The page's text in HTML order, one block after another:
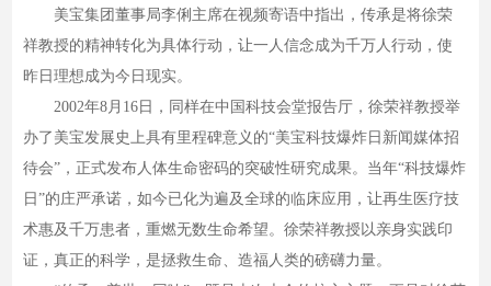
美宝集团董事局李俐主席在视频寄语中指出，传承是将徐荣
祥教授的精神转化为具体行动，让一人信念成为千万人行动，使
昨日理想成为今日现实。
2002年8月16日，同样在中国科技会堂报告厅，徐荣祥教授举
办了美宝发展史上具有里程碑意义的“美宝科技爆炸日新闻媒体招
待会”，正式发布人体生命密码的突破性研究成果。当年“科技爆炸
日”的庄严承诺，如今已化为遍及全球的临床应用，让再生医疗技
术惠及千万患者，重燃无数生命希望。徐荣祥教授以亲身实践印
证，真正的科学，是拯救生命、造福人类的磅礴力量。